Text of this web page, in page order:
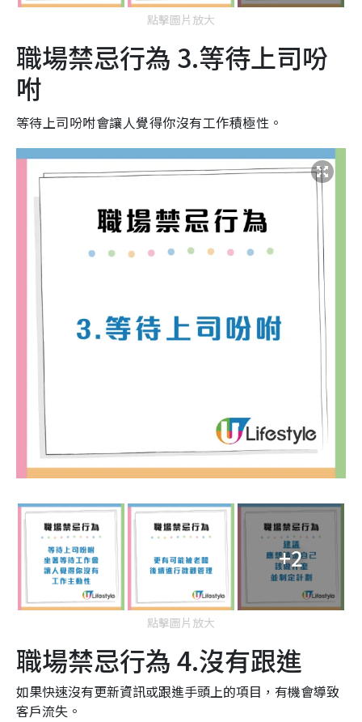
點擊圖片放大
職場禁忌行為 3.等待上司吩
咐
等待上司吩咐會讓人覺得你沒有工作積極性。
+2
點擊圖片放大
職場禁忌行為 4.沒有跟進
如果快速沒有更新資訊或跟進手頭上的項目，有機會導致
客戶流失。